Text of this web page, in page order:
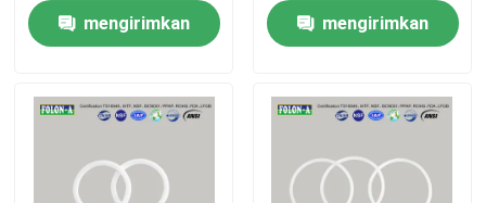
Rumahmengirimkan
mengirimkan